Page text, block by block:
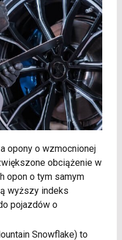
opony o wzmocnionej
obciążenie w
opon o tym samym
wyższy indeks
pojazdów o
Snowflake) to